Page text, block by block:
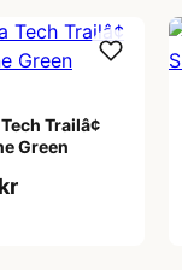
Trailâ¢
Green